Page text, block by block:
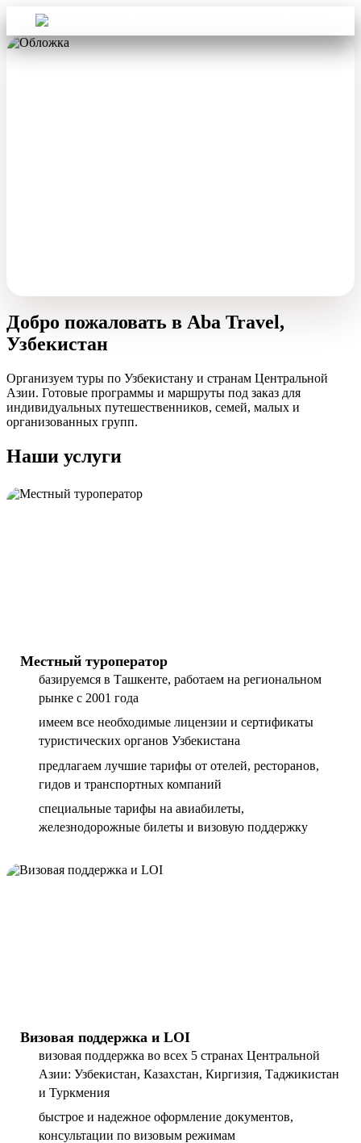
Добро пожаловать в Aba Travel,
Узбекистан
Организуем туры по Узбекистану и странам Центральной
Азии. Готовые программы и маршруты под заказ для
индивидуальных путешественников, семей, малых и
организованных групп.
Наши услуги
Местный туроператор
базируемся в Ташкенте, работаем на региональном
рынке с 2001 года
имеем все необходимые лицензии и сертификаты
туристических органов Узбекистана
предлагаем лучшие тарифы от отелей, ресторанов,
гидов и транспортных компаний
специальные тарифы на авиабилеты,
железнодорожные билеты и визовую поддержку
Визовая поддержка и LOI
визовая поддержка во всех 5 странах Центральной
Азии: Узбекистан, Казахстан, Киргизия, Таджикистан
и Туркмения
быстрое и надежное оформление документов,
консультации по визовым режимам